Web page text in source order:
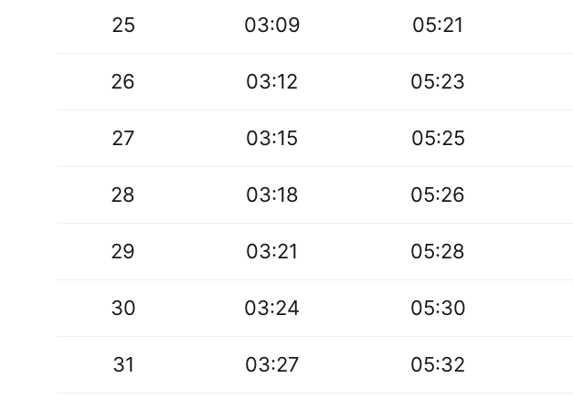
25 03:09 05:21
26 03:12 05:23
27 03:15 05:25
28 03:18 05:26
29 03:21 05:28
30 03:24 05:30
31 03:27 05:32